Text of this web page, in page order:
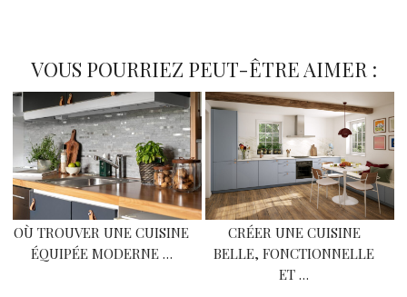
VOUS POURRIEZ PEUT-ÊTRE AIMER :
OÙ TROUVER UNE CUISINE
ÉQUIPÉE MODERNE …
CRÉER UNE CUISINE
BELLE, FONCTIONNELLE
ET …